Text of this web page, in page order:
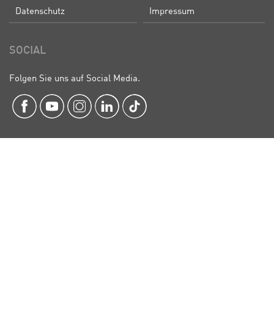
Datenschutz Impressum
SOCIAL
Folgen Sie uns auf Social Media.